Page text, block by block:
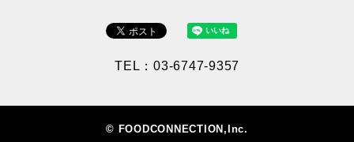
TEL：03-6747-9357
© FOODCONNECTION,Inc.